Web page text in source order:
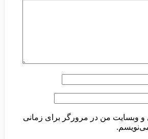
و وبسایت من در مرورگر برای زمانی